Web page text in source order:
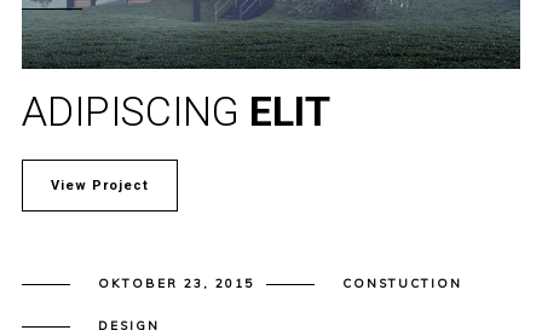
ADIPISCING ELIT
View Project
OKTOBER 23, 2015 CONSTUCTION
DESIGN